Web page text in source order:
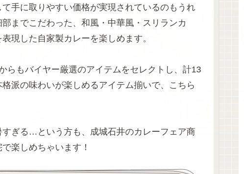
手に取りやすい価格が実現されているのもうれ
までこだわった、和風・中華風・スリランカ
現した自家製カレーを楽しめます。
らもバイヤー厳選のアイテムをセレクトし、計13
派の味わいが楽しめるアイテム揃いで、こちら
ぎる…という方も、成城石井のカレーフェア商
楽しめちゃいます！